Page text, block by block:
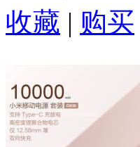
收藏 | 购买